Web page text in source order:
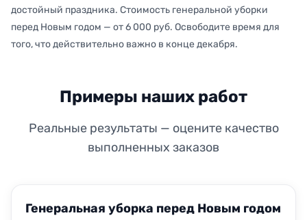
достойный праздника. Стоимость генеральной уборки
перед Новым годом — от 6 000 руб. Освободите время для
того, что действительно важно в конце декабря.
Примеры наших работ
Реальные результаты — оцените качество
выполненных заказов
Генеральная уборка перед Новым годом